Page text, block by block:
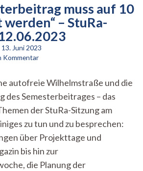
muss auf 10
– StuRa-
13. Juni 2023
Kommentarzu
muss
auf
10
Euro
erhöht
werden“
StuRa-
Inside
autofreie Wilhelmstraße und die
des Semesterbeitrages – das
der StuRa-Sitzung am
zu tun und zu besprechen:
über Projekttage und
bis hin zur
die Planung der